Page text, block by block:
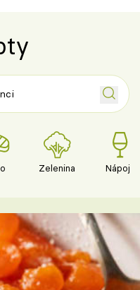
Zelenina Nápoje